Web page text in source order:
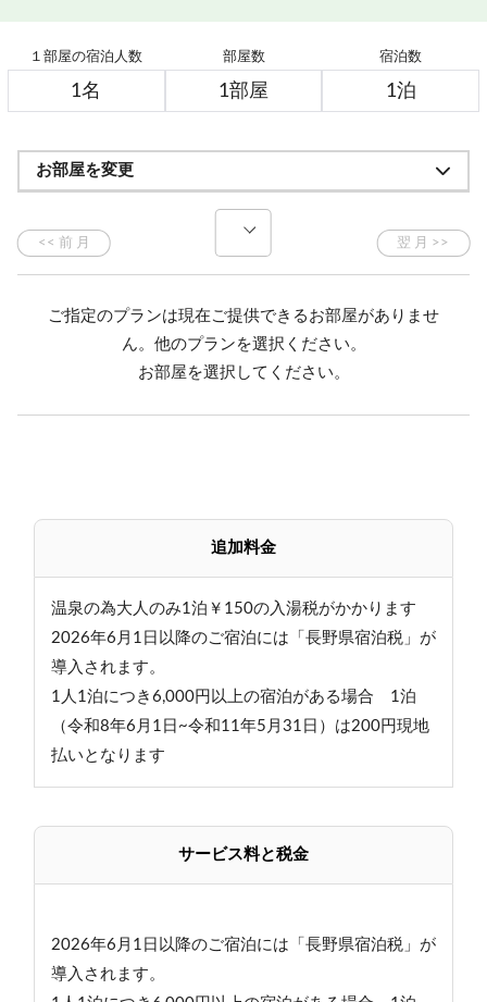
１部屋の宿泊人数 部屋数 宿泊数
お部屋を変更
ご指定のプランは現在ご提供できるお部屋がありませ
ん。他のプランを選択ください。
お部屋を選択してください。
追加料金
温泉の為大人のみ1泊￥150の入湯税がかかります
2026年6月1日以降のご宿泊には「長野県宿泊税」が
導入されます。
1人1泊につき6,000円以上の宿泊がある場合 1泊
（令和8年6月1日~令和11年5月31日）は200円現地
払いとなります
サービス料と税金
2026年6月1日以降のご宿泊には「長野県宿泊税」が
導入されます。